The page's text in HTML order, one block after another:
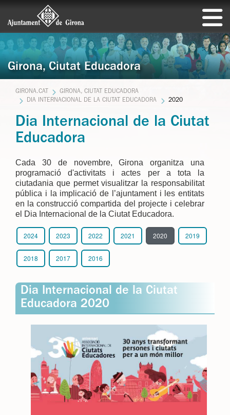
Girona, Ciutat Educadora
GIRONA.CAT
GIRONA, CIUTAT EDUCADORA
DIA INTERNACIONAL DE LA CIUTAT EDUCADORA
2020
Dia Internacional de la Ciutat
Educadora
Cada 30 de novembre, Girona organitza una
programació d'activitats i actes per a tota la
ciutadania que permet visualitzar la responsabilitat
pública i la implicació de l’ajuntament i les entitats
en la construcció compartida del projecte i celebrar
el Dia Internacional de la Ciutat Educadora.
2024 2023 2022 2021 2020 2019
2018 2017 2016
Dia Internacional de la Ciutat
Educadora 2020